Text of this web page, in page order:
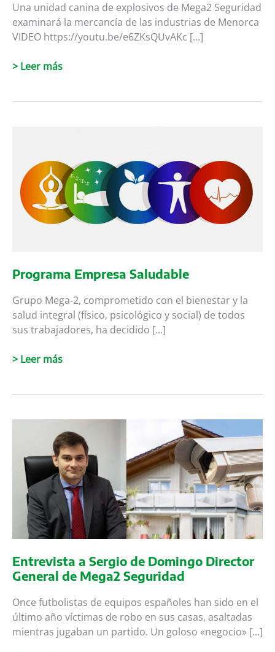
Una unidad canina de explosivos de Mega2 Seguridad
examinará la mercancía de las industrias de Menorca
VIDEO https://youtu.be/e6ZKsQUvAKc [...]
Unidad
examinará
mercancía
de
las
industrias
> Leer más
Programa Empresa Saludable
Grupo Mega-2, comprometido con el bienestar y la
salud integral (físico, psicológico y social) de todos
sus trabajadores, ha decidido [...]
Programa
> Leer más
Entrevista a Sergio de Domingo Director
General de Mega2 Seguridad
Once futbolistas de equipos españoles han sido en el
último año víctimas de robo en sus casas, asaltadas
mientras jugaban un partido. Un goloso «negocio» [...]